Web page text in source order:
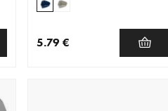
5.79 €